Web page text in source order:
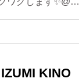
IZUMI KINO